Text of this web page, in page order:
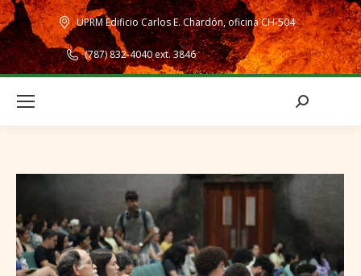
UPRM Edificio Carlos E. Chardón, oficina CH-504
(787) 832-4040 ext. 3846
Search: